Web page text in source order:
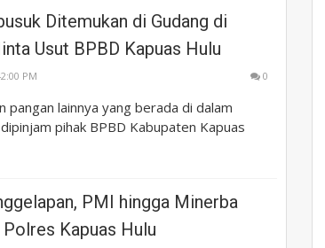
Ditemukan di Gudang di
Usut BPBD Kapuas Hulu
PM 0
pangan lainnya yang berada di dalam
pihak BPBD Kabupaten Kapuas
PMI hingga Minerba
Kapuas Hulu